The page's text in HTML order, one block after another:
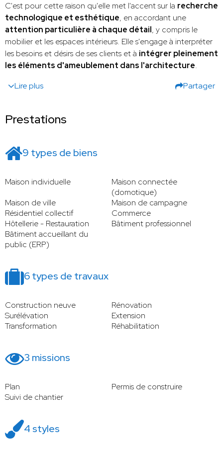
C'est pour cette raison qu'elle met l'accent sur la recherche
technologique et esthétique, en accordant une
attention particulière à chaque détail, y compris le
mobilier et les espaces intérieurs. Elle s'engage à interpréter
les besoins et désirs de ses clients et à intégrer pleinement
les éléments d'ameublement dans l'architecture.
Lire plus
Partager
Prestations
9 types de biens
Maison individuelle
Maison connectée
(domotique)
Maison de ville
Maison de campagne
Résidentiel collectif
Commerce
Hôtellerie - Restauration
Bâtiment professionnel
Bâtiment accueillant du
public (ERP)
6 types de travaux
Construction neuve
Rénovation
Surélévation
Extension
Transformation
Réhabilitation
3 missions
Plan
Permis de construire
Suivi de chantier
4 styles